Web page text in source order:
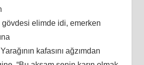
gövdesi elimde idi, emerken
kafasını ağzımdan